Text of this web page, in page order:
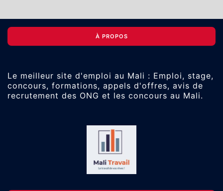
À PROPOS
Le meilleur site d'emploi au Mali : Emploi, stage,
concours, formations, appels d'offres, avis de
recrutement des ONG et les concours au Mali.